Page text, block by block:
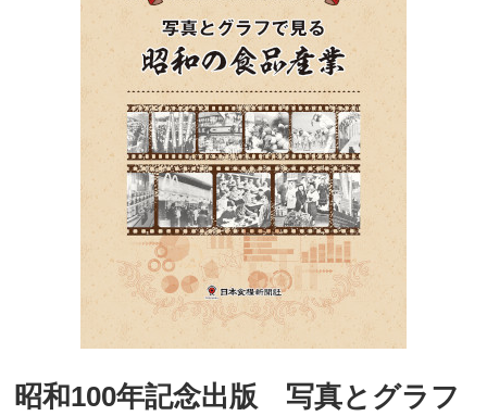
昭和100年記念出版 写真とグラフ